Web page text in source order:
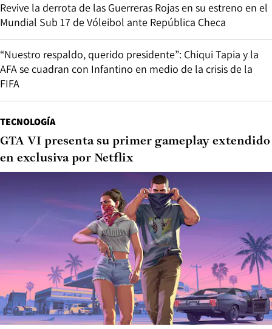
Revive la derrota de las Guerreras Rojas en su estreno en el
Mundial Sub 17 de Vóleibol ante República Checa
“Nuestro respaldo, querido presidente”: Chiqui Tapia y la
AFA se cuadran con Infantino en medio de la crisis de la
FIFA
TECNOLOGÍA
GTA VI presenta su primer gameplay extendido
en exclusiva por Netflix